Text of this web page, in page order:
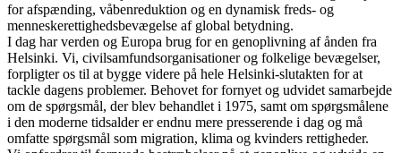
for afspænding, våbenreduktion og en dynamisk freds- og
menneskerettighedsbevægelse af global betydning.
I dag har verden og Europa brug for en genoplivning af ånden fra
Helsinki. Vi, civilsamfundsorganisationer og folkelige bevægelser,
forpligter os til at bygge videre på hele Helsinki-slutakten for at
tackle dagens problemer. Behovet for fornyet og udvidet samarbejde
om de spørgsmål, der blev behandlet i 1975, samt om spørgsmålene
i den moderne tidsalder er endnu mere presserende i dag og må
omfatte spørgsmål som migration, klima og kvinders rettigheder.